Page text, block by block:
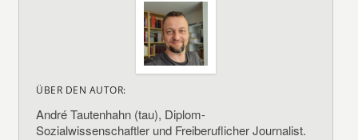
ÜBER DEN AUTOR:
André Tautenhahn (tau), Diplom-
Sozialwissenschaftler und Freiberuflicher Journalist.